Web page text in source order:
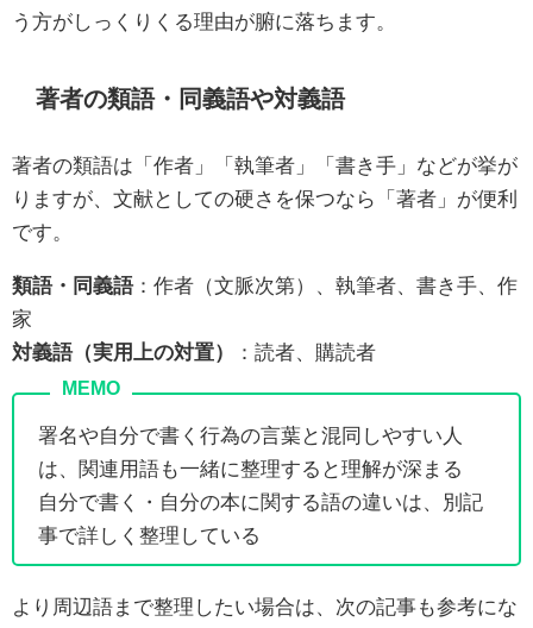
う方がしっくりくる理由が腑に落ちます。
著者の類語・同義語や対義語
著者の類語は「作者」「執筆者」「書き手」などが挙が
りますが、文献としての硬さを保つなら「著者」が便利
です。
類語・同義語：作者（文脈次第）、執筆者、書き手、作
家
対義語（実用上の対置）
：読者、購読者
署名や自分で書く行為の言葉と混同しやすい人
は、関連用語も一緒に整理すると理解が深まる
自分で書く・自分の本に関する語の違いは、別記
事で詳しく整理している
より周辺語まで整理したい場合は、次の記事も参考にな